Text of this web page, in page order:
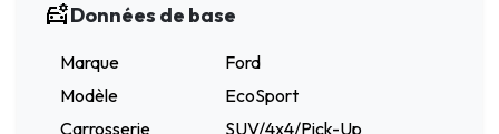
Données de base
Marque
Ford
Modèle
EcoSport
Carrosserie
SUV/4x4/Pick-Up